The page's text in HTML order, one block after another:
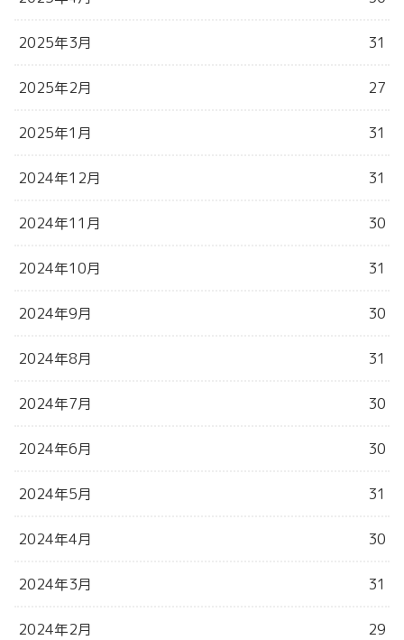
2025年3月 31
2025年2月 27
2025年1月 31
2024年12月 31
2024年11月 30
2024年10月 31
2024年9月 30
2024年8月 31
2024年7月 30
2024年6月 30
2024年5月 31
2024年4月 30
2024年3月 31
2024年2月 29